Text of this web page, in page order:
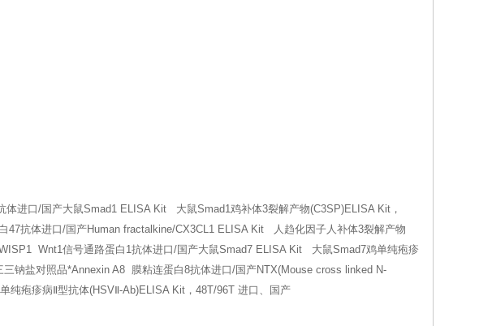
体进口/国产大鼠Smad1 ELISA Kit 大鼠Smad1鸡补体3裂解产物(C3SP)ELISA Kit，
47抗体进口/国产Human fractalkine/CX3CL1 ELISA Kit 人趋化因子人补体3裂解产物
Wnt1信号通路蛋白1抗体进口/国产大鼠Smad7 ELISA Kit 大鼠Smad7鸡单纯疱疹
三钠盐对照品*Annexin A8 膜粘连蛋白8抗体进口/国产NTX(Mouse cross linked N-
疱疹病Ⅱ型抗体(HSVⅡ-Ab)ELISA Kit，48T/96T 进口、国产